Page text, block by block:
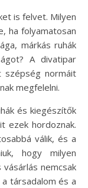
is felvet. Milyen
ha folyamatosan
márkás ruhák
A divatipar
szépség normáit
megfelelni.
és kiegészítők
ezek hordoznak.
válik, és a
hogy milyen
nemcsak
társadalom és a